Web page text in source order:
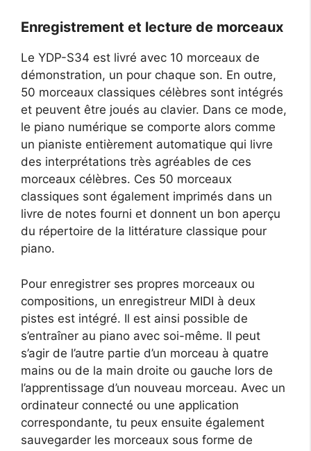
Enregistrement et lecture de morceaux
Le YDP-S34 est livré avec 10 morceaux de
démonstration, un pour chaque son. En outre,
50 morceaux classiques célèbres sont intégrés
et peuvent être joués au clavier. Dans ce mode,
le piano numérique se comporte alors comme
un pianiste entièrement automatique qui livre
des interprétations très agréables de ces
morceaux célèbres. Ces 50 morceaux
classiques sont également imprimés dans un
livre de notes fourni et donnent un bon aperçu
du répertoire de la littérature classique pour
piano.
Pour enregistrer ses propres morceaux ou
compositions, un enregistreur MIDI à deux
pistes est intégré. Il est ainsi possible de
s’entraîner au piano avec soi-même. Il peut
s’agir de l’autre partie d’un morceau à quatre
mains ou de la main droite ou gauche lors de
l’apprentissage d’un nouveau morceau. Avec un
ordinateur connecté ou une application
correspondante, tu peux ensuite également
sauvegarder les morceaux sous forme de